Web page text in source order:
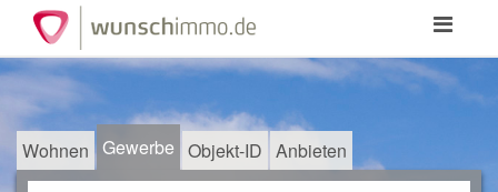
Toggle
Wohnen Gewerbe Objekt-ID Anbieten